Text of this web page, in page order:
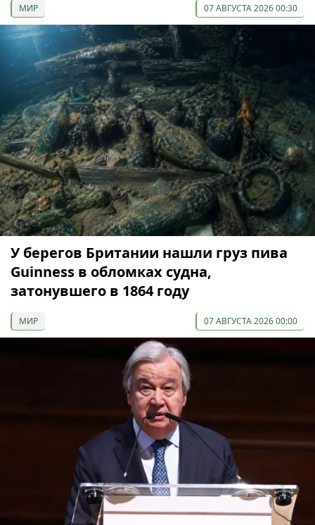
МИР 07 АВГУСТА 2026 00:30
У берегов Британии нашли груз пива
Guinness в обломках судна,
затонувшего в 1864 году
МИР 07 АВГУСТА 2026 00:00